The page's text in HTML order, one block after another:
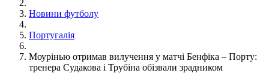
Новини футболу
Португалія
Моурінью отримав вилучення у матчі Бенфіка – Порту:
тренера Судакова і Трубіна обізвали зрадником